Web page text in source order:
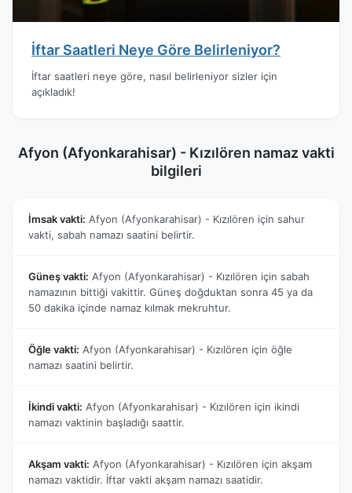
İftar Saatleri Neye Göre Belirleniyor?
İftar saatleri neye göre, nasıl belirleniyor sizler için
açıkladık!
Afyon (Afyonkarahisar) - Kızılören namaz vakti
bilgileri
İmsak vakti: Afyon (Afyonkarahisar) - Kızılören için sahur
vakti, sabah namazı saatini belirtir.
Güneş vakti: Afyon (Afyonkarahisar) - Kızılören için sabah
namazının bittiği vakittir. Güneş doğduktan sonra 45 ya da
50 dakika içinde namaz kılmak mekruhtur.
Öğle vakti: Afyon (Afyonkarahisar) - Kızılören için öğle
namazı saatini belirtir.
İkindi vakti: Afyon (Afyonkarahisar) - Kızılören için ikindi
namazı vaktinin başladığı saattir.
Akşam vakti: Afyon (Afyonkarahisar) - Kızılören için akşam
namazı vaktidir. İftar vakti akşam namazı saatidir.